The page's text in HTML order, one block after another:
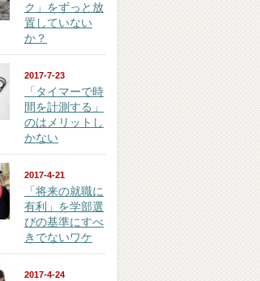
ク」をずっと放
置していない
か？
2017-7-23
「タイマーで時
間を計測する」
のはメリットし
かない
2017-4-21
「将来の就職に
有利」を学部選
びの基準にすべ
きでないワケ
2017-4-24